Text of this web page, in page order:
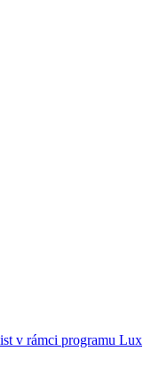
v rámci programu Lux